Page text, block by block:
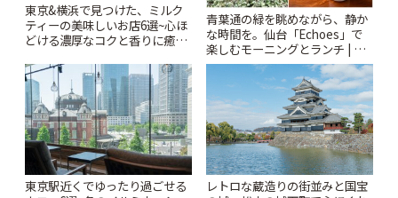
東京&横浜で見つけた、ミルク
ティーの美味しいお店6選~心ほ
どける濃厚なコクと香りに癒や
ぷ
青葉通の緑を眺めながら、静か
な時間を。仙台「Echoes」で
楽しむモーニングとランチ | こ
とりっぷ
東京駅近くでゆったり過ごせる
レトロな蔵造りの街並みと国宝